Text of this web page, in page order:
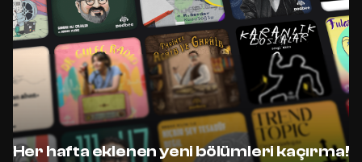
Her hafta eklenen yeni bölümleri kaçırma!